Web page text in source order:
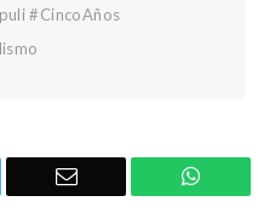
#CincoAños
Email